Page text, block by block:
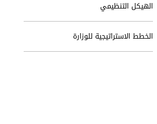
الهيكل التنظيمي
الخطط الاستراتيجية للوزارة